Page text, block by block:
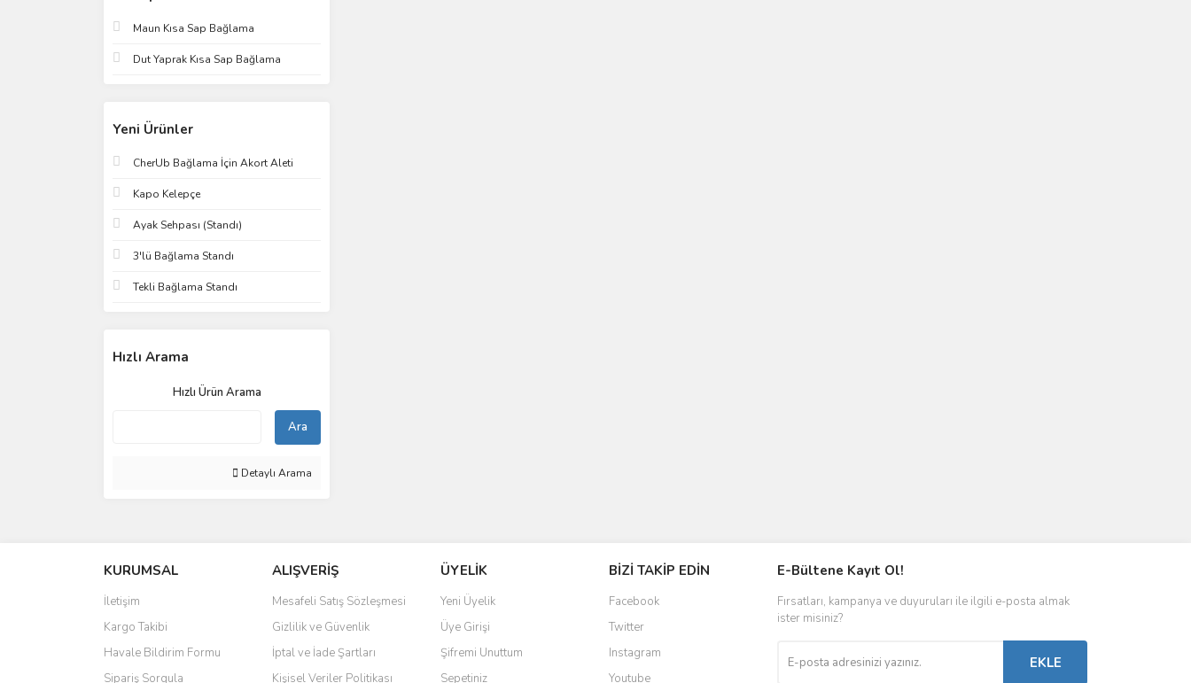
Maun Kısa Sap Bağlama
Dut Yaprak Kısa Sap Bağlama
Yeni Ürünler
CherUb Bağlama İçin Akort Aleti
Kapo Kelepçe
Ayak Sehpası (Standı)
3'lü Bağlama Standı
Tekli Bağlama Standı
Hızlı Arama
Hızlı Ürün Arama
Ara
Detaylı Arama
KURUMSAL
İletişim
Kargo Takibi
Havale Bildirim Formu
Sipariş Sorgula
ALIŞVERİŞ
Mesafeli Satış Sözleşmesi
Gizlilik ve Güvenlik
İptal ve İade Şartları
Kişisel Veriler Politikası
ÜYELİK
Yeni Üyelik
Üye Girişi
Şifremi Unuttum
Sepetiniz
BİZİ TAKİP EDİN
Facebook
Twitter
Instagram
Youtube
E-Bültene Kayıt Ol!
Fırsatları, kampanya ve duyuruları ile ilgili e-posta almak
ister misiniz?
EKLE